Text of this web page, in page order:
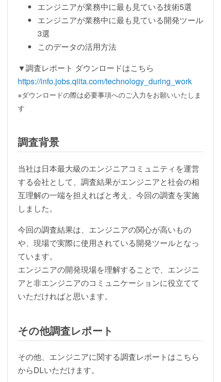
エンジニアが業務中に最も見ている技術5選
エンジニアが業務中に最も見ている開発ツール
3選
このデータの活用方法
▼調査レポート ダウンロードはこちら
https://info.jobs.qiita.com/technology_during_work
※ダウンロードの際は必要事項へのご入力をお願いいたしま
す
調査背景
当社は日本最大級のエンジニアコミュニティを運営
する会社として、調査結果がエンジニアと社会の相
互理解の一端を担えればと考え、今回の調査を実施
しました。
今回の調査結果は、エンジニアの関心が高いもの
や、現場で実際に使用されている開発ツールとなっ
ています。
エンジニアの開発現場を理解することで、エンジニ
アと非エンジニアのコミュニケーションに役立てて
いただければと思います。
その他調査レポート
その他、エンジニアに関する調査レポートはこちら
からDLいただけます。